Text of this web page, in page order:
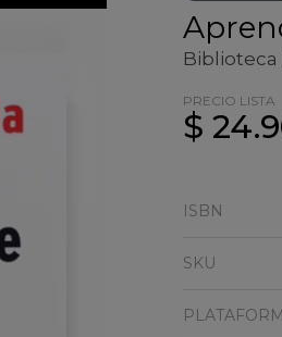
Biblioteca
PRECIO LISTA
$
ISBN
SKU